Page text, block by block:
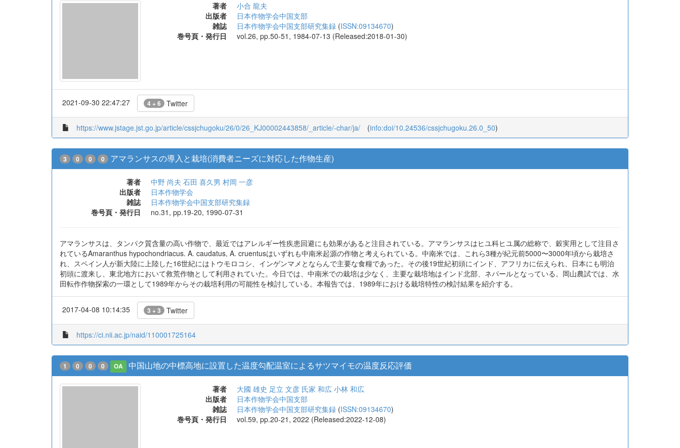
著者
小合 龍夫
出版者
日本作物学会中国支部
雑誌
日本作物学会中国支部研究集録 (ISSN:09134670)
巻号頁・発行日
vol.26, pp.50-51, 1984-07-13 (Released:2018-01-30)
2021-09-30 22:47:27 4 + 6 Twitter
https://www.jstage.jst.go.jp/article/cssjchugoku/26/0/26_KJ00002443858/_article/-char/ja/ (info:doi/10.24536/cssjchugoku.26.0_50)
3 0 0 0 アマランサスの導入と栽培(消費者ニーズに対応した作物生産)
著者 中野 尚夫 石田 喜久男 村岡 一彦
出版者
日本作物学会
雑誌
日本作物学会中国支部研究集録
巻号頁・発行日
no.31, pp.19-20, 1990-07-31
アマランサスは、タンパク質含量の高い作物で、最近ではアレルギー性疾患回避にも効果があると注目されている。アマランサスはヒユ科ヒユ属の総称で、穀実用として注目さ
れているAmaranthus hypochondriacus. A. caudatus, A. cruentusはいずれも中南米起源の作物と考えられている。中南米では、これら3種が紀元前5000〜3000年頃から栽培さ
れ、スペイン人が新大陸に上陸した16世紀にはトウモロコシ、インゲンマメとならんで主要な食糧であった。その後19世紀初頭にインド、アフリカに伝えられ、日本にも明治
初頭に渡来し、東北地方において救荒作物として利用されていた。今日では、中南米での栽培は少なく、主要な栽培地はインド北部、ネパールとなっている。岡山農試では、水
田転作作物探索の一環として1989年からその栽培利用の可能性を検討している。本報告では、1989年における栽培特性の検討結果を紹介する。
2017-04-08 10:14:35 3 + 3 Twitter
https://ci.nii.ac.jp/naid/110001725164
1 0 0 0 OA 中国山地の中標高地に設置した温度勾配温室によるサツマイモの温度反応評価
著者 大國 雄史 足立 文彦 氏家 和広 小林 和広
出版者
日本作物学会中国支部
雑誌
日本作物学会中国支部研究集録 (ISSN:09134670)
巻号頁・発行日
vol.59, pp.20-21, 2022 (Released:2022-12-08)